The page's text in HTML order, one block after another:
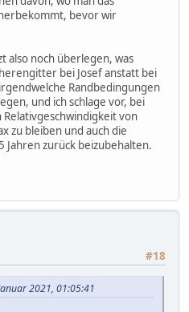
bevor wir
also noch überlegen, was
bei Josef anstatt bei
Randbedingungen
und ich schlage vor, bei
von
zu bleiben und auch die
Jahren zurück beizubehalten.
#18
2021, 01:05:41